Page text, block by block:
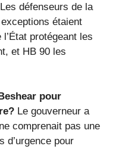
défenseurs de la
étaient
protégeant les
et HB 90 les
pour
Le gouverneur a
comprenait pas une
d’urgence pour